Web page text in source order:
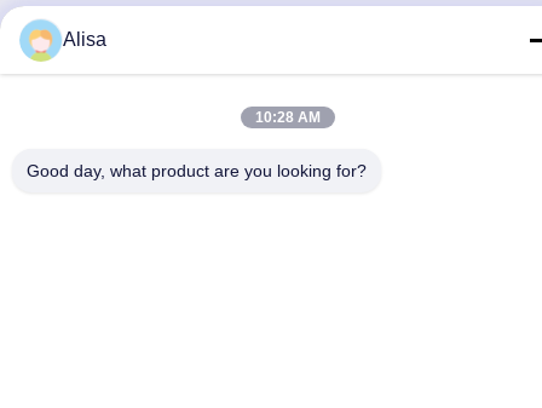
Alisa
10:28 AM
Good day, what product are you looking for?